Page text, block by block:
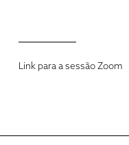
Link para a sessão Zoom